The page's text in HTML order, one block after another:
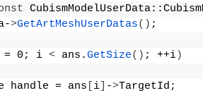
>GetArtMeshUserDatas() ;
= 0; i < ans.GetSize() ; ++i)
handle = ans
i ->TargetId;